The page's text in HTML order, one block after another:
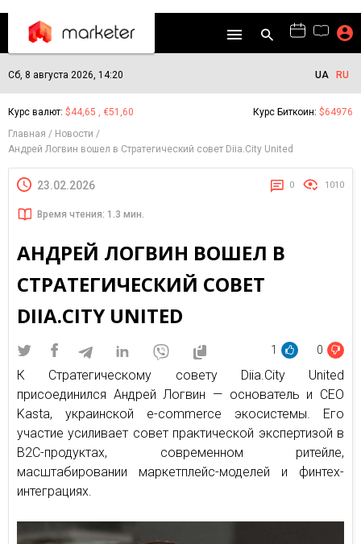
Сб, 8 августа 2026, 14:20 UA RU
Курс валют: $44,65 , €51,60 Курс Биткоин: $64976
Главная
Новости
Андрей Логвин вошел в Стратегический совет Diia.City United
23.02.2026 0 1010
Время чтения: 1.3 мин.
АНДРЕЙ ЛОГВИН ВОШЕЛ В
СТРАТЕГИЧЕСКИЙ СОВЕТ
DIIA.CITY UNITED
1 0
К Стратегическому совету Diia.City United
присоединился Андрей Логвин — основатель и CEO
Kasta, украинской e-commerce экосистемы. Его
участие усиливает совет практической экспертизой в
B2C-продуктах, современном ритейле,
масштабировании маркетплейс-моделей и финтех-
интеграциях.